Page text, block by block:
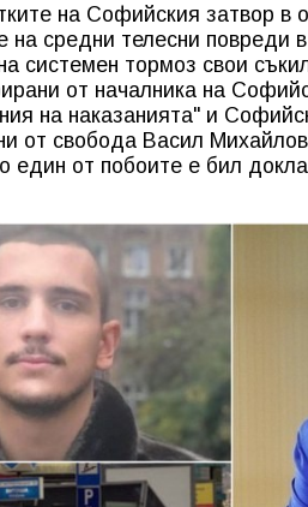
на Софийския затвор в
на средни телесни повреди
системен тормоз свои
от началника на
на наказанията" и
от свобода Васил
един от побоите е бил